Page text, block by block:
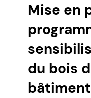
Mise en
du bois
bâtiment